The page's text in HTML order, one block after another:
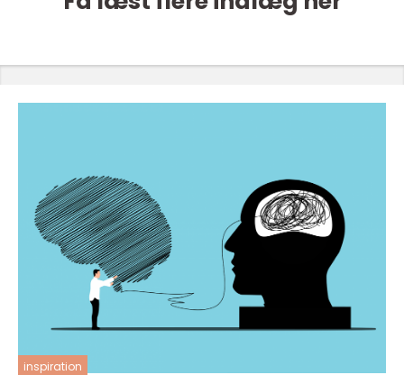
inspiration